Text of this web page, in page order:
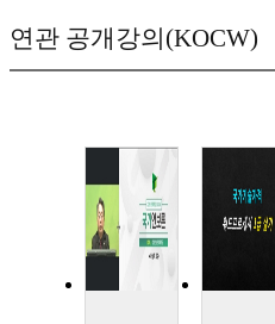
연관 공개강의(KOCW)